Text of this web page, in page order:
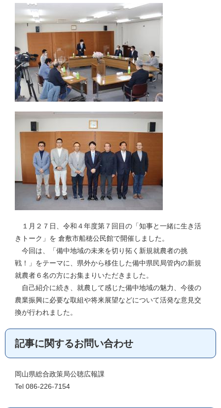
１月２７日、令和４年度第７回目の「知事と一緒に生き活
きトーク」を 倉敷市船穂公民館で開催しました。
今回は、「備中地域の未来を切り拓く新規就農者の挑
戦！」をテーマに、県外から移住した備中県民局管内の新規
就農者６名の方にお集まりいただきました。
自己紹介に続き、就農して感じた備中地域の魅力、今後の
農業振興に必要な取組や将来展望などについて活発な意見交
換が行われました。
記事に関するお問い合わせ
岡山県総合政策局公聴広報課
Tel 086-226-7154